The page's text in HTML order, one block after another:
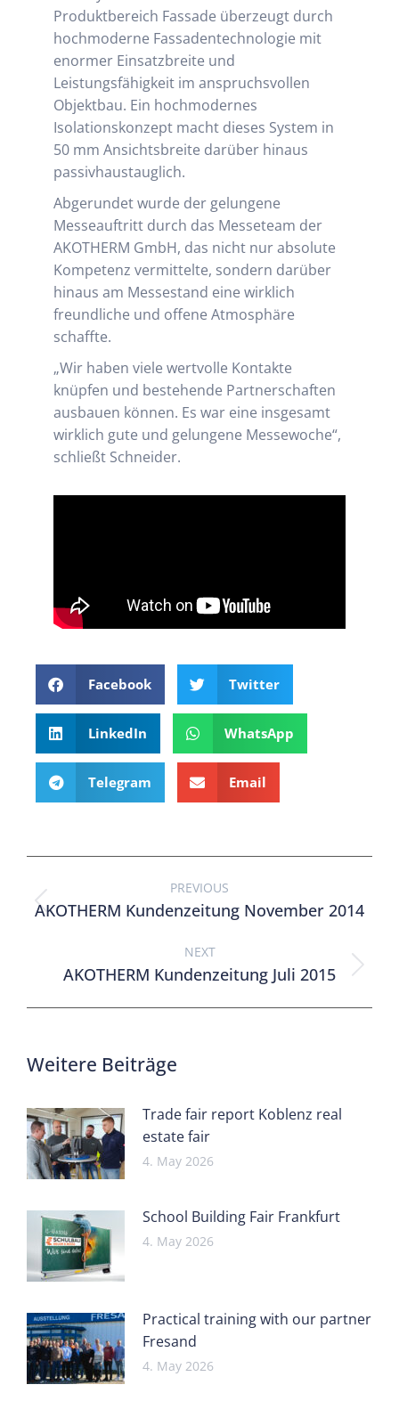
Produktbereich Fassade überzeugt durch
hochmoderne Fassadentechnologie mit
enormer Einsatzbreite und
Leistungsfähigkeit im anspruchsvollen
Objektbau. Ein hochmodernes
Isolationskonzept macht dieses System in
50 mm Ansichtsbreite darüber hinaus
passivhaustauglich.
Abgerundet wurde der gelungene
Messeauftritt durch das Messeteam der
AKOTHERM GmbH, das nicht nur absolute
Kompetenz vermittelte, sondern darüber
hinaus am Messestand eine wirklich
freundliche und offene Atmosphäre
schaffte.
„Wir haben viele wertvolle Kontakte
knüpfen und bestehende Partnerschaften
ausbauen können. Es war eine insgesamt
wirklich gute und gelungene Messewoche“,
schließt Schneider.
Facebook Twitter
LinkedIn WhatsApp
Telegram Email
PREVIOUS
AKOTHERM Kundenzeitung November 2014
NEXT
AKOTHERM Kundenzeitung Juli 2015
Weitere Beiträge
Trade fair report Koblenz real
estate fair
4. May 2026
School Building Fair Frankfurt
4. May 2026
Practical training with our partner
Fresand
4. May 2026